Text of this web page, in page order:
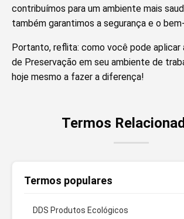
contribuímos para um ambiente mais
também garantimos a segurança e o
Portanto, reflita: como você pode aplicar
de Preservação em seu ambiente de
hoje mesmo a fazer a diferença!
Termos
Termos populares
DDS Produtos Ecológicos